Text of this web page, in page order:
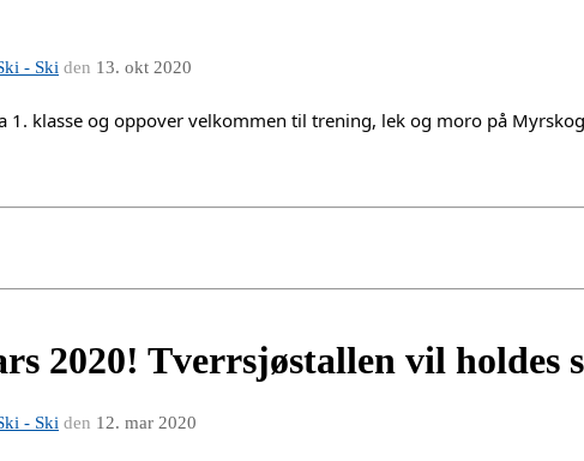
- Ski den 13. okt 2020
1. klasse og oppover velkommen til trening, lek og moro på
2020! Tverrsjøstallen vil holdes
- Ski den 12. mar 2020